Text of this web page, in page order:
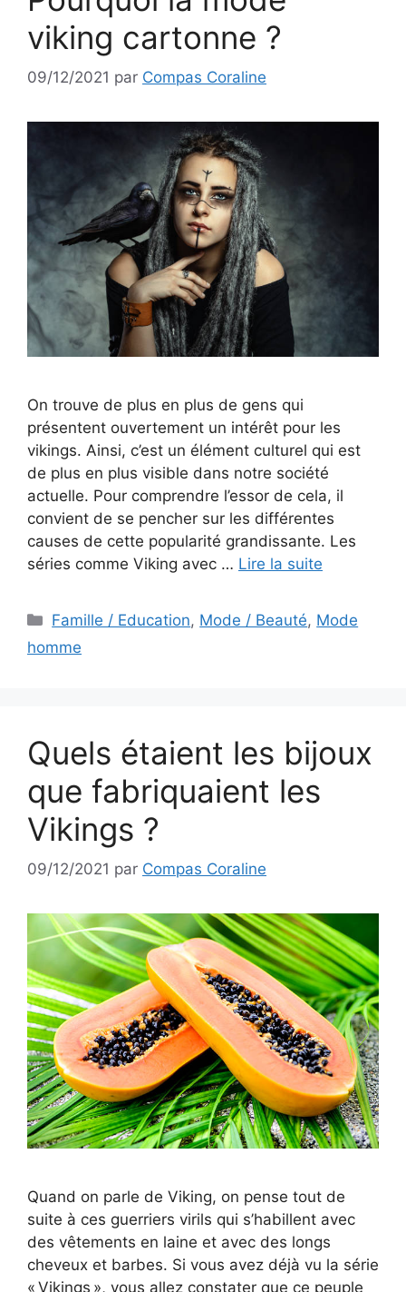
viking cartonne ?
09/12/2021 par Compas Coraline
On trouve de plus en plus de gens qui
présentent ouvertement un intérêt pour les
vikings. Ainsi, c’est un élément culturel qui est
de plus en plus visible dans notre société
actuelle. Pour comprendre l’essor de cela, il
convient de se pencher sur les différentes
causes de cette popularité grandissante. Les
séries comme Viking avec … Lire la suite
Catégories
Famille / Education, Mode / Beauté, Mode
homme
Quels étaient les bijoux
que fabriquaient les
Vikings ?
09/12/2021 par Compas Coraline
Quand on parle de Viking, on pense tout de
suite à ces guerriers virils qui s’habillent avec
des vêtements en laine et avec des longs
cheveux et barbes. Si vous avez déjà vu la série
« Vikings », vous allez constater que ce peuple